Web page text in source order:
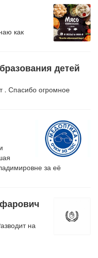
как
детей
. Спасибо огромное
за её
на